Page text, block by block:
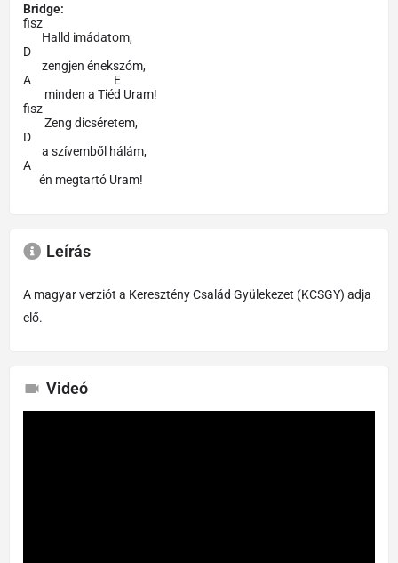
Bridge:
fisz
Halld imádatom,
D
zengjen énekszóm,
A E
minden a Tiéd Uram!
fisz
Zeng dicséretem,
D
a szívemből hálám,
A
én megtartó Uram!
Leírás
A magyar verziót a Keresztény Család Gyülekezet (KCSGY) adja
elő.
Videó